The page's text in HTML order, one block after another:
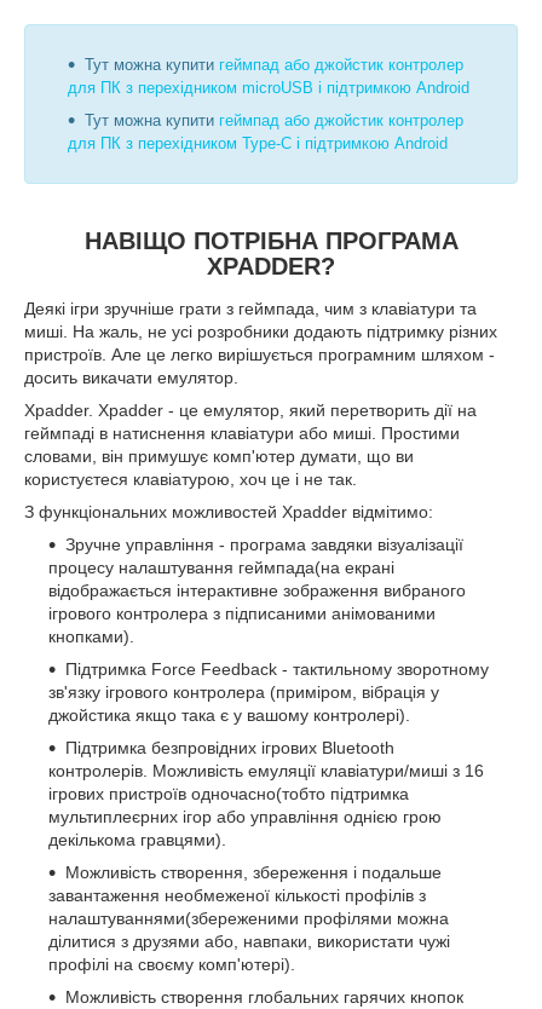
Тут можна купити геймпад або джойстик контролер
для ПК з перехідником microUSB і підтримкою Android
Тут можна купити геймпад або джойстик контролер
для ПК з перехідником Type-C і підтримкою Android
НАВІЩО ПОТРІБНА ПРОГРАМА
XPADDER?
Деякі ігри зручніше грати з геймпада, чим з клавіатури та
миші. На жаль, не усі розробники додають підтримку різних
пристроїв. Але це легко вирішується програмним шляхом -
досить викачати емулятор.
Xpadder. Xpadder - це емулятор, який перетворить дії на
геймпаді в натиснення клавіатури або миші. Простими
словами, він примушує комп'ютер думати, що ви
користуєтеся клавіатурою, хоч це і не так.
З функціональних можливостей Xpadder відмітимо:
Зручне управління - програма завдяки візуалізації
процесу налаштування геймпада(на екрані
відображається інтерактивне зображення вибраного
ігрового контролера з підписаними анімованими
кнопками).
Підтримка Force Feedback - тактильному зворотному
зв'язку ігрового контролера (приміром, вібрація у
джойстика якщо така є у вашому контролері).
Підтримка безпровідних ігрових Bluetooth
контролерів. Можливість емуляції клавіатури/миші з 16
ігрових пристроїв одночасно(тобто підтримка
мультиплеєрних ігор або управління однією грою
декількома гравцями).
Можливість створення, збереження і подальше
завантаження необмеженої кількості профілів з
налаштуваннями(збереженими профілями можна
ділитися з друзями або, навпаки, використати чужі
профілі на своєму комп'ютері).
Можливість створення глобальних гарячих кнопок